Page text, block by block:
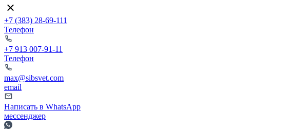
+7 (383) 28-69-111
Телефон
+7 913 007-91-11
Телефон
max@sibsvet.com
email
Написать в WhatsApp
мессенджер